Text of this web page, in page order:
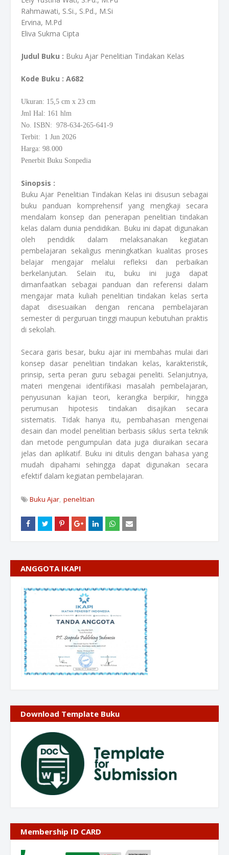
Rahmawati, S.Si., S.Pd., M.Si
Ervina, M.Pd
Eliva Sukma Cipta
Judul Buku : Buku Ajar Penelitian Tindakan Kelas
Kode Buku : A682
Ukuran: 15,5 cm x 23 cm
Jml Hal: 161 hlm
No. ISBN: 978-634-265-641-9
Terbit: 1 Jun 2026
Harga: 98.000
Penerbit Buku Sonpedia
Sinopsis :
Buku Ajar Penelitian Tindakan Kelas ini disusun sebagai
buku panduan komprehensif yang mengkaji secara
mendalam konsep dan penerapan penelitian tindakan
kelas dalam dunia pendidikan. Buku ini dapat digunakan
oleh pendidik dalam melaksanakan kegiatan
pembelajaran sekaligus meningkatkan kualitas proses
belajar mengajar melalui refleksi dan perbaikan
berkelanjutan. Selain itu, buku ini juga dapat
dimanfaatkan sebagai panduan dan referensi dalam
mengajar mata kuliah penelitian tindakan kelas serta
dapat disesuaikan dengan rencana pembelajaran
semester di perguruan tinggi maupun kebutuhan praktis
di sekolah.
Secara garis besar, buku ajar ini membahas mulai dari
konsep dasar penelitian tindakan kelas, karakteristik,
prinsip, serta peran guru sebagai peneliti. Selanjutnya,
materi mengenai identifikasi masalah pembelajaran,
penyusunan kajian teori, kerangka berpikir, hingga
perumusan hipotesis tindakan disajikan secara
sistematis. Tidak hanya itu, pembahasan mengenai
desain dan model penelitian berbasis siklus serta teknik
dan metode pengumpulan data juga diuraikan secara
jelas dan aplikatif. Buku ini ditulis dengan bahasa yang
mudah dipahami sehingga dapat digunakan secara
efektif dalam kegiatan pembelajaran.
Buku Ajar penelitian
ANGGOTA IKAPI
Download Template Buku
Membership ID CARD